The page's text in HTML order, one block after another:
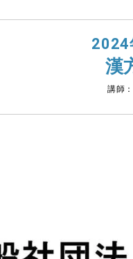
2024
漢
講師